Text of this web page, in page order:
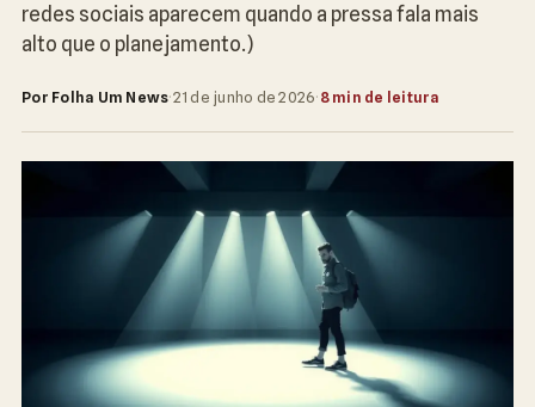
redes sociais aparecem quando a pressa fala mais
alto que o planejamento.)
Por Folha Um News·21 de junho de 2026· 8 min de leitura